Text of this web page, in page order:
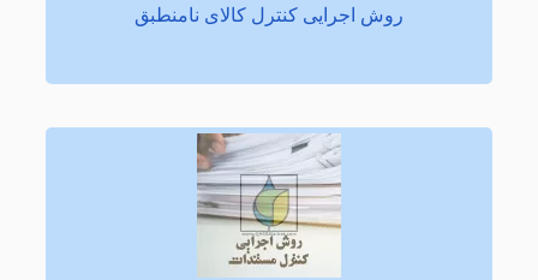
روش اجرایی کنترل کالای نامنطبق